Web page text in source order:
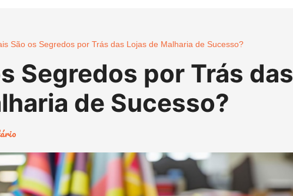
São os Segredos por Trás das Lojas de Malharia de Sucesso?
Segredos por Trás das
de Sucesso?